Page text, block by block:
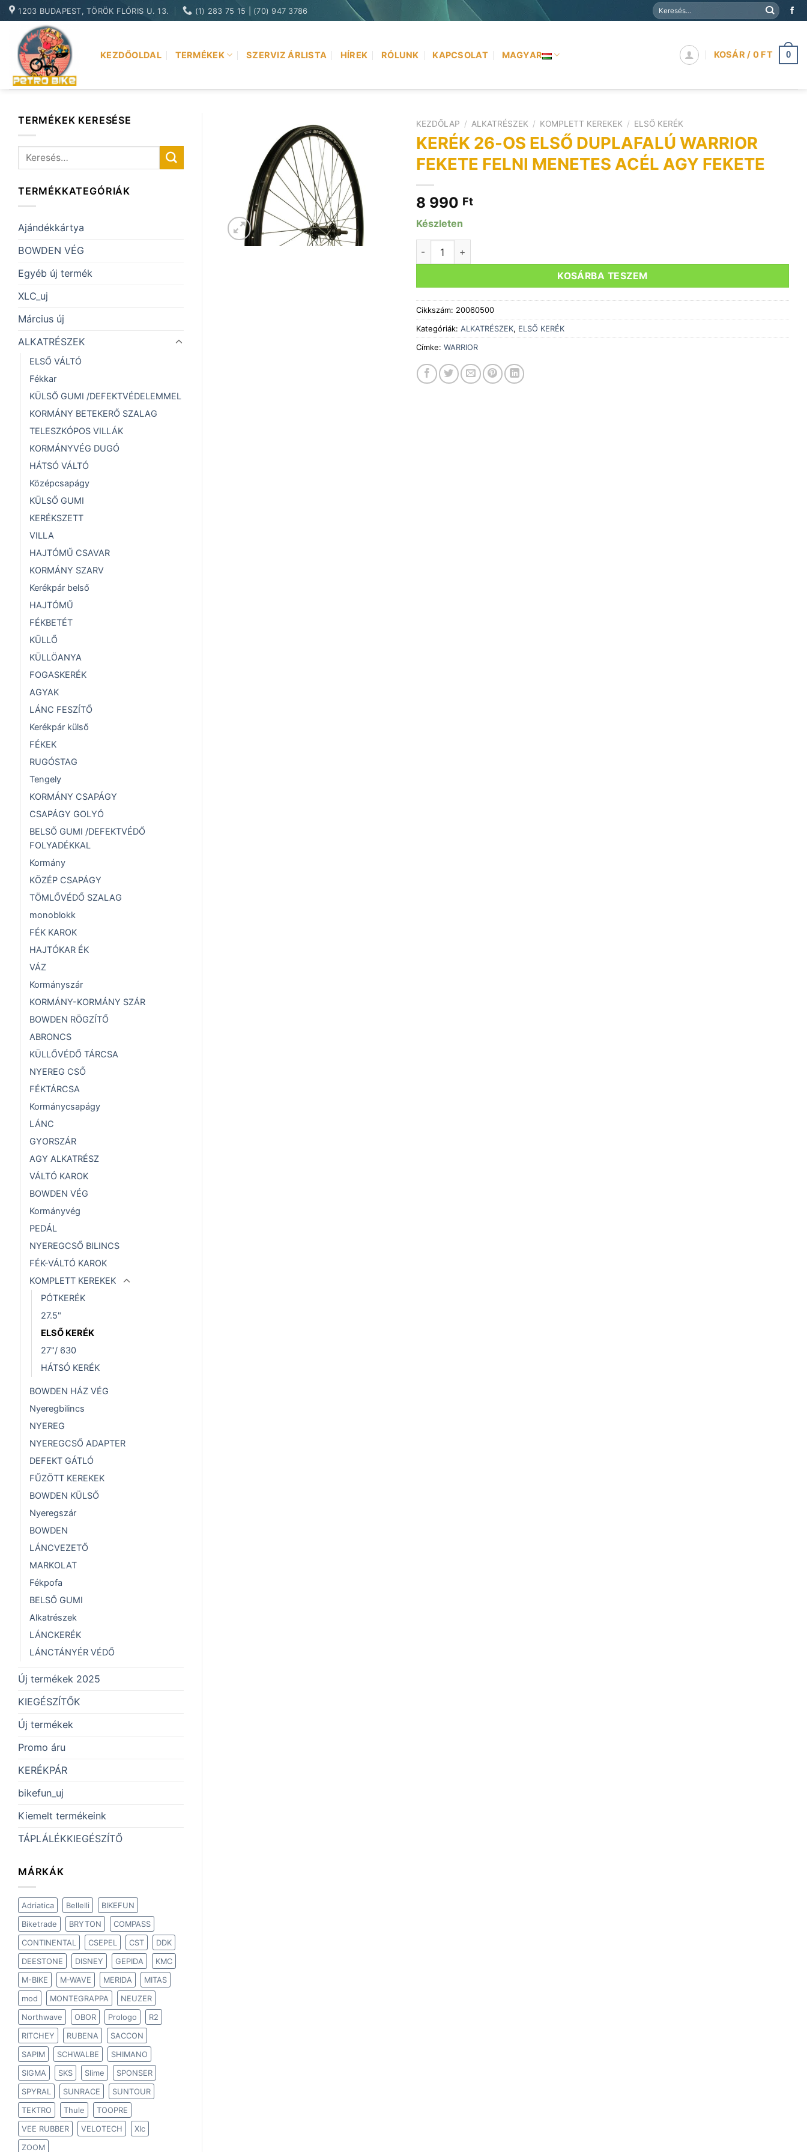
Skip
to
content
1203 BUDAPEST, TÖRÖK FLÓRIS U. 13. (1) 283 75 15 | (70) 947 3786
Keresés
a
KEZDŐOLDAL TERMÉKEK SZERVIZ ÁRLISTA HÍREK RÓLUNK KAPCSOLAT MAGYAR KOSÁR / 0 FT 0
TERMÉKEK KERESÉSE
Keresés
TERMÉKKATEGÓRIÁK
Ajándékkártya
BOWDEN VÉG
Egyéb új termék
XLC_uj
Március új
ALKATRÉSZEK
ELSŐ VÁLTÓ
Fékkar
KÜLSŐ GUMI /DEFEKTVÉDELEMMEL
KORMÁNY BETEKERŐ SZALAG
TELESZKÓPOS VILLÁK
KORMÁNYVÉG DUGÓ
HÁTSÓ VÁLTÓ
Középcsapágy
KÜLSŐ GUMI
KERÉKSZETT
VILLA
HAJTÓMŰ CSAVAR
KORMÁNY SZARV
Kerékpár belső
HAJTÓMŰ
FÉKBETÉT
KÜLLŐ
KÜLLÖANYA
FOGASKERÉK
AGYAK
LÁNC FESZÍTŐ
Kerékpár külső
FÉKEK
RUGÓSTAG
Tengely
KORMÁNY CSAPÁGY
CSAPÁGY GOLYÓ
BELSŐ GUMI /DEFEKTVÉDŐ
FOLYADÉKKAL
Kormány
KÖZÉP CSAPÁGY
TÖMLŐVÉDŐ SZALAG
monoblokk
FÉK KAROK
HAJTÓKAR ÉK
VÁZ
Kormányszár
KORMÁNY-KORMÁNY SZÁR
BOWDEN RÖGZÍTŐ
ABRONCS
KÜLLŐVÉDŐ TÁRCSA
NYEREG CSŐ
FÉKTÁRCSA
Kormánycsapágy
LÁNC
GYORSZÁR
AGY ALKATRÉSZ
VÁLTÓ KAROK
BOWDEN VÉG
Kormányvég
PEDÁL
NYEREGCSŐ BILINCS
FÉK-VÁLTÓ KAROK
KOMPLETT KEREKEK
PÓTKERÉK
27.5"
ELSŐ KERÉK
27"/ 630
HÁTSÓ KERÉK
BOWDEN HÁZ VÉG
Nyeregbilincs
NYEREG
NYEREGCSŐ ADAPTER
DEFEKT GÁTLÓ
FŰZÖTT KEREKEK
BOWDEN KÜLSŐ
Nyeregszár
BOWDEN
LÁNCVEZETŐ
MARKOLAT
Fékpofa
BELSŐ GUMI
Alkatrészek
LÁNCKERÉK
LÁNCTÁNYÉR VÉDŐ
Új termékek 2025
KIEGÉSZÍTŐK
Új termékek
Promo áru
KERÉKPÁR
bikefun_uj
Kiemelt termékeink
TÁPLÁLÉKKIEGÉSZÍTŐ
MÁRKÁK
Adriatica Bellelli
BIKEFUN
Biketrade
BRYTON
COMPASS
CONTINENTAL
CSEPEL CST
DDK
DEESTONE
DISNEY GEPIDA
KMC
M-BIKE
M-WAVE MERIDA
MITAS
mod
MONTEGRAPPA
NEUZER
Northwave
OBOR Prologo
R2
RITCHEY
RUBENA
SACCON
SAPIM
SCHWALBE
SHIMANO
SIGMA
SKS Slime
SPONSER
SPYRAL
SUNRACE
SUNTOUR
TEKTRO
Thule
TOOPRE
VEE RUBBER
VELOTECH
Xlc
ZOOM
KEZDŐLAP / ALKATRÉSZEK / KOMPLETT KEREKEK / ELSŐ KERÉK
KERÉK 26-OS ELSŐ DUPLAFALÚ WARRIOR
FEKETE FELNI MENETES ACÉL AGY FEKETE
8 990 Ft
Készleten
KOSÁRBA TESZEM
Cikkszám: 20060500
Kategóriák: ALKATRÉSZEK, ELSŐ KERÉK
Címke: WARRIOR